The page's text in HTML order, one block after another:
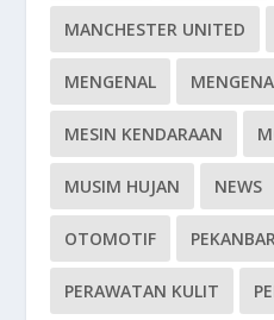
MANCHESTER UNITED
MENGENAL
MESIN KENDARAAN
MUSIM HUJAN NEWS
OTOMOTIF
PERAWATAN KULIT